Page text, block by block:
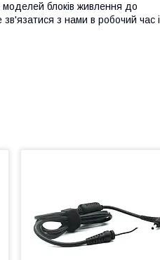
блоків живлення до
з нами в робочий час і